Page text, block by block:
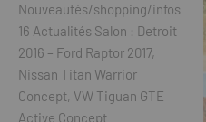
Nouveautés/shopping/infos
16 Actualités Salon : Detroit
2016 – Ford Raptor 2017,
Nissan Titan Warrior
Concept, VW Tiguan GTE
Active Concept